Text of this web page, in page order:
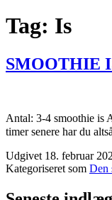
Tag: Is
SMOOTHIE
Antal: 3-4 smoothie is
timer senere har du
Udgivet 18. februar
Kategoriseret som Den